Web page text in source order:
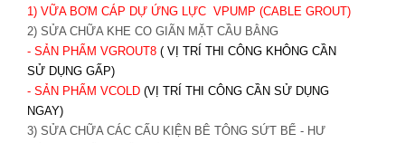
1) VỮA BƠM CÁP DỰ ỨNG LỰC VPUMP (CABLE GROUT)
2) SỬA CHỮA KHE CO GIÃN MẶT CẦU BẰNG
- SẢN PHẨM VGROUT8 ( VỊ TRÍ THI CÔNG KHÔNG CẦN
SỬ DỤNG GẤP)
- SẢN PHẨM VCOLD (VỊ TRÍ THI CÔNG CẦN SỬ DỤNG
NGAY)
3) SỬA CHỮA CÁC CẤU KIỆN BÊ TÔNG SỨT BỂ - HƯ